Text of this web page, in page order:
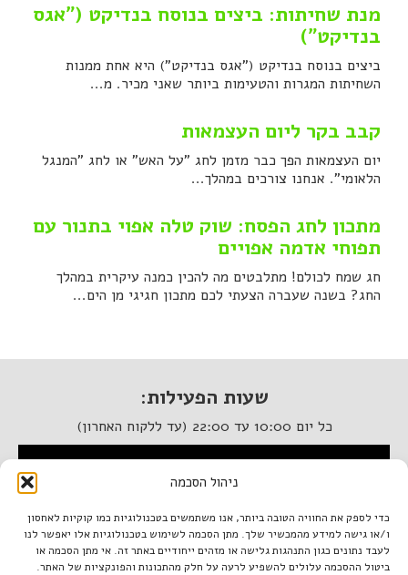
ניהול הסכמה
כדי לספק את החוויה הטובה ביותר, אנו משתמשים בטכנולוגיות כמו קוקיות לאחסון
ו/או גישה למידע מהמכשיר שלך. מתן הסכמה לשימוש בטכנולוגיות אלו יאפשר לנו
לעבד נתונים כגון התנהגות גלישה או מזהים ייחודיים באתר זה. אי מתן הסכמה או
ביטול ההסכמה עלולים להשפיע לרעה על חלק מהתכונות והפונקציות של האתר.
מנת שחיתות: ביצים בנוסח בנדיקט ("אגס
בנדיקט")
ביצים בנוסח בנדיקט ("אגס בנדיקט") היא אחת ממנות
השחיתות המגרות והטעימות ביותר שאני מכיר. מ...
קבב בקר ליום העצמאות
יום העצמאות הפך כבר מזמן לחג "על האש" או לחג "המנגל
הלאומי". אנחנו צורכים במהלך...
מתכון לחג הפסח: שוק טלה אפוי בתנור עם
תפוחי אדמה אפויים
חג שמח לכולם! מתלבטים מה להכין כמנה עיקרית במהלך
החג? בשנה שעברה הצעתי לכם מתכון חגיגי מן הים...
שעות הפעילות:
כל יום 10:00 עד 22:00 (עד ללקוח האחרון)
המסעדה נגישה לנכים
איטלקיה בתחנה
מתחם התחנה, תל אביב.
טל. 03-933-1922